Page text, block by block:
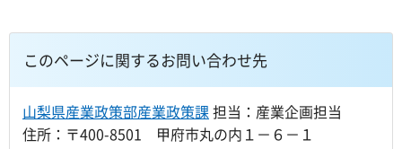
このページに関するお問い合わせ先
山梨県産業政策部産業政策課 担当：産業企画担当
住所：〒400-8501 甲府市丸の内１－６－１